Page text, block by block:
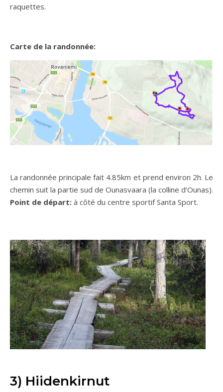
raquettes.
Carte de la randonnée:
La randonnée principale fait 4.85km et prend environ 2h. Le
chemin suit la partie sud de Ounasvaara (la colline d’Ounas).
Point de départ: à côté du centre sportif Santa Sport.
3) Hiidenkirnut